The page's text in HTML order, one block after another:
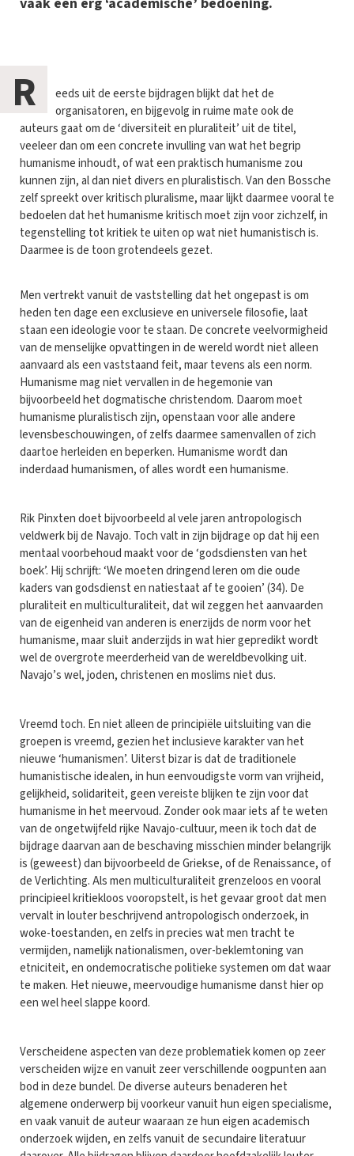
R
eeds uit de eerste bijdragen blijkt dat het de
organisatoren, en bijgevolg in ruime mate ook de
auteurs gaat om de ‘diversiteit en pluraliteit’ uit de titel,
veeleer dan om een concrete invulling van wat het begrip
humanisme inhoudt, of wat een praktisch humanisme zou
kunnen zijn, al dan niet divers en pluralistisch. Van den Bossche
zelf spreekt over kritisch pluralisme, maar lijkt daarmee vooral te
bedoelen dat het humanisme kritisch moet zijn voor zichzelf, in
tegenstelling tot kritiek te uiten op wat niet humanistisch is.
Daarmee is de toon grotendeels gezet.
Men vertrekt vanuit de vaststelling dat het ongepast is om
heden ten dage een exclusieve en universele filosofie, laat
staan een ideologie voor te staan. De concrete veelvormigheid
van de menselijke opvattingen in de wereld wordt niet alleen
aanvaard als een vaststaand feit, maar tevens als een norm.
Humanisme mag niet vervallen in de hegemonie van
bijvoorbeeld het dogmatische christendom. Daarom moet
humanisme pluralistisch zijn, openstaan voor alle andere
levensbeschouwingen, of zelfs daarmee samenvallen of zich
daartoe herleiden en beperken. Humanisme wordt dan
inderdaad humanismen, of alles wordt een humanisme.
Rik Pinxten doet bijvoorbeeld al vele jaren antropologisch
veldwerk bij de Navajo. Toch valt in zijn bijdrage op dat hij een
mentaal voorbehoud maakt voor de ‘godsdiensten van het
boek’. Hij schrijft: ‘We moeten dringend leren om die oude
kaders van godsdienst en natiestaat af te gooien’ (34). De
pluraliteit en multiculturaliteit, dat wil zeggen het aanvaarden
van de eigenheid van anderen is enerzijds de norm voor het
humanisme, maar sluit anderzijds in wat hier gepredikt wordt
wel de overgrote meerderheid van de wereldbevolking uit.
Navajo’s wel, joden, christenen en moslims niet dus.
Vreemd toch. En niet alleen de principiële uitsluiting van die
groepen is vreemd, gezien het inclusieve karakter van het
nieuwe ‘humanismen’. Uiterst bizar is dat de traditionele
humanistische idealen, in hun eenvoudigste vorm van vrijheid,
gelijkheid, solidariteit, geen vereiste blijken te zijn voor dat
humanisme in het meervoud. Zonder ook maar iets af te weten
van de ongetwijfeld rijke Navajo-cultuur, meen ik toch dat de
bijdrage daarvan aan de beschaving misschien minder belangrijk
is (geweest) dan bijvoorbeeld de Griekse, of de Renaissance, of
de Verlichting. Als men multiculturaliteit grenzeloos en vooral
principieel kritiekloos vooropstelt, is het gevaar groot dat men
vervalt in louter beschrijvend antropologisch onderzoek, in
woke-toestanden, en zelfs in precies wat men tracht te
vermijden, namelijk nationalismen, over-beklemtoning van
etniciteit, en ondemocratische politieke systemen om dat waar
te maken. Het nieuwe, meervoudige humanisme danst hier op
een wel heel slappe koord.
Verscheidene aspecten van deze problematiek komen op zeer
verscheiden wijze en vanuit zeer verschillende oogpunten aan
bod in deze bundel. De diverse auteurs benaderen het
algemene onderwerp bij voorkeur vanuit hun eigen specialisme,
en vaak vanuit de auteur waaraan ze hun eigen academisch
onderzoek wijden, en zelfs vanuit de secundaire literatuur